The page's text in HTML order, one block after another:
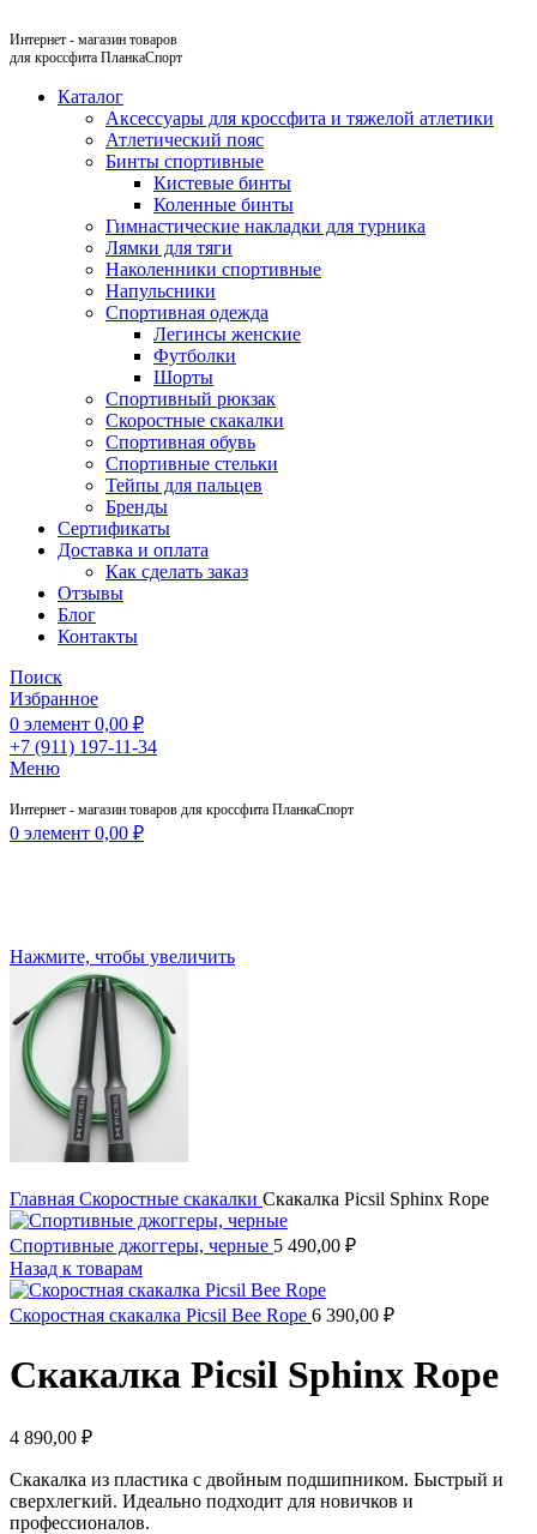
Интернет - магазин товаров
для кроссфита ПланкаСпорт
Каталог
Аксессуары для кроссфита и тяжелой атлетики
Атлетический пояс
Бинты спортивные
Кистевые бинты
Коленные бинты
Гимнастические накладки для турника
Лямки для тяги
Наколенники спортивные
Напульсники
Спортивная одежда
Легинсы женские
Футболки
Шорты
Спортивный рюкзак
Скоростные скакалки
Спортивная обувь
Спортивные стельки
Тейпы для пальцев
Бренды
Сертификаты
Доставка и оплата
Как сделать заказ
Отзывы
Блог
Контакты
Поиск
Избранное
0 элемент 0,00 ₽
+7 (911) 197-11-34
Меню
Интернет - магазин товаров для кроссфита ПланкаСпорт
0 элемент 0,00 ₽
Нажмите, чтобы увеличить
Главная Скоростные скакалки Скакалка Picsil Sphinx Rope
Спортивные джоггеры, черные 5 490,00 ₽
Назад к товарам
Скоростная скакалка Picsil Bee Rope 6 390,00 ₽
Скакалка Picsil Sphinx Rope
4 890,00 ₽
Скакалка из пластика с двойным подшипником. Быстрый и
сверхлегкий. Идеально подходит для новичков и
профессионалов.